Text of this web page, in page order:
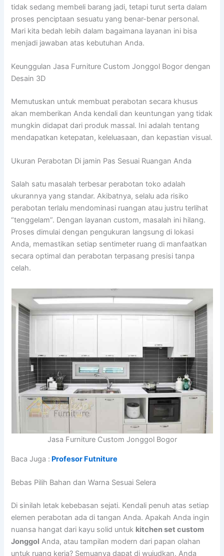
tidak sedang membeli barang jadi, tetapi turut serta dalam
proses penciptaan sesuatu yang benar-benar personal.
Mari kita bedah lebih dalam bagaimana layanan ini bisa
menjadi jawaban atas kebutuhan Anda.
Keunggulan Jasa Furniture Custom Jonggol Bogor dengan
Desain 3D
Memutuskan untuk membuat perabotan secara khusus
akan memberikan Anda kendali dan keuntungan yang tidak
mungkin didapat dari produk massal. Ini adalah tentang
mendapatkan ketepatan, keleluasaan, dan kepastian visual.
Ukuran Perabotan Di jamin Pas Sesuai Ruangan Anda
Salah satu masalah terbesar perabotan toko adalah
ukurannya yang standar. Akibatnya, selalu ada risiko
perabotan terlalu mendominasi ruangan atau justru terlihat
“tenggelam”. Dengan layanan custom, masalah ini hilang.
Proses dimulai dengan pengukuran langsung di lokasi
Anda, memastikan setiap sentimeter ruang di manfaatkan
secara optimal dan perabotan terpasang presisi tanpa
celah.
Jasa Furniture Custom Jonggol Bogor
Baca Juga : Profesor Futniture
Bebas Pilih Bahan dan Warna Sesuai Selera
Di sinilah letak kebebasan sejati. Kendali penuh atas setiap
elemen perabotan ada di tangan Anda. Apakah Anda ingin
nuansa hangat dari kayu solid untuk kitchen set custom
Jonggol Anda, atau tampilan modern dari papan olahan
untuk ruang kerja? Semuanya dapat di wujudkan. Anda